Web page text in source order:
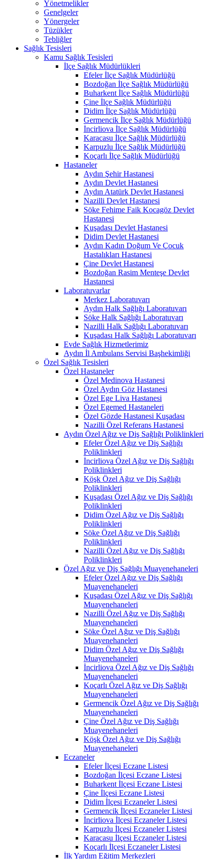
Yönetmelikler
Genelgeler
Yönergeler
Tüzükler
Tebliğler
Sağlık Tesisleri
Kamu Sağlık Tesisleri
İlçe Sağlık Müdürlükleri
Efeler İlçe Sağlık Müdürlüğü
Bozdoğan İlçe Sağlık Müdürlüğü
Buharkent İlçe Sağlık Müdürlüğü
Çine İlçe Sağlık Müdürlüğü
Didim İlçe Sağlık Müdürlüğü
Germencik İlçe Sağlık Müdürlüğü
İncirliova İlçe Sağlık Müdürlüğü
Karacasu İlçe Sağlık Müdürlüğü
Karpuzlu İlçe Sağlık Müdürlüğü
Koçarlı İlçe Sağlık Müdürlüğü
Hastaneler
Aydın Şehir Hastanesi
Aydın Devlet Hastanesi
Aydın Atatürk Devlet Hastanesi
Nazilli Devlet Hastanesi
Söke Fehime Faik Kocagöz Devlet
Hastanesi
Kuşadası Devlet Hastanesi
Didim Devlet Hastanesi
Aydın Kadın Doğum Ve Çocuk
Hastalıkları Hastanesi
Çine Devlet Hastanesi
Bozdoğan Rasim Menteşe Devlet
Hastanesi
Laboratuvarlar
Merkez Laboratuvarı
Aydın Halk Sağlığı Laboratuvarı
Söke Halk Sağlığı Laboratuvarı
Nazilli Halk Sağlığı Laboratuvarı
Kuşadası Halk Sağlığı Laboratuvarı
Evde Sağlık Hizmetlerimiz
Aydın İl Ambulans Servisi Başhekimliği
Özel Sağlık Tesisleri
Özel Hastaneler
Özel Medinova Hastanesi
Özel Aydın Göz Hastanesi
Özel Ege Liva Hastanesi
Özel Egemed Hastaneleri
Özel Gözde Hastanesi Kuşadası
Nazilli Özel Referans Hastanesi
Aydın Özel Ağız ve Diş Sağlığı Poliklinkleri
Efeler Özel Ağız ve Diş Sağlığı
Poliklinkleri
İncirliova Özel Ağız ve Diş Sağlığı
Poliklinkleri
Köşk Özel Ağız ve Diş Sağlığı
Poliklinkleri
Kuşadası Özel Ağız ve Diş Sağlığı
Poliklinkleri
Didim Özel Ağız ve Diş Sağlığı
Poliklinkleri
Söke Özel Ağız ve Diş Sağlığı
Poliklinkleri
Nazilli Özel Ağız ve Diş Sağlığı
Poliklinkleri
Özel Ağız ve Diş Sağlığı Muayenehaneleri
Efeler Özel Ağız ve Diş Sağlığı
Muayenehaneleri
Kuşadası Özel Ağız ve Diş Sağlığı
Muayenehaneleri
Nazilli Özel Ağız ve Diş Sağlığı
Muayenehaneleri
Söke Özel Ağız ve Diş Sağlığı
Muayenehaneleri
Didim Özel Ağız ve Diş Sağlığı
Muayenehaneleri
İncirliova Özel Ağız ve Diş Sağlığı
Muayenehaneleri
Koçarlı Özel Ağız ve Diş Sağlığı
Muayenehaneleri
Germencik Özel Ağız ve Diş Sağlığı
Muayenehaneleri
Çine Özel Ağız ve Diş Sağlığı
Muayenehaneleri
Köşk Özel Ağız ve Diş Sağlığı
Muayenehaneleri
Eczaneler
Efeler İlçesi Eczane Listesi
Bozdoğan İlçesi Eczane Listesi
Buharkent İlçesi Eczane Listesi
Çine İlçesi Eczane Listesi
Didim İlçesi Eczaneler Listesi
Germencik İlçesi Eczaneler Listesi
İncirliova İlçesi Eczaneler Listesi
Karpuzlu İlçesi Eczaneler Listesi
Karacasu İlçesi Eczaneler Listesi
Koçarlı İlçesi Eczaneler Listesi
İlk Yardım Eğitim Merkezleri